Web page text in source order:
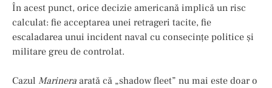
În acest punct, orice decizie americană implică un risc
calculat: fie acceptarea unei retrageri tacite, fie
escaladarea unui incident naval cu consecințe politice și
militare greu de controlat.
Cazul Marinera arată că „shadow fleet” nu mai este doar o